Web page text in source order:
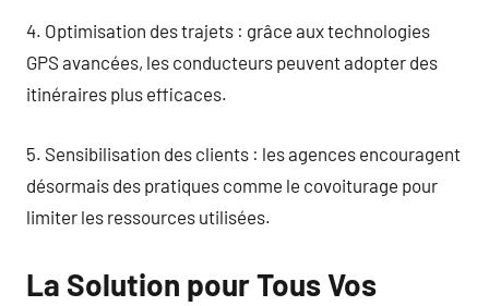
4. Optimisation des trajets : grâce aux technologies
GPS avancées, les conducteurs peuvent adopter des
itinéraires plus efficaces.
5. Sensibilisation des clients : les agences encouragent
désormais des pratiques comme le covoiturage pour
limiter les ressources utilisées.
La Solution pour Tous Vos